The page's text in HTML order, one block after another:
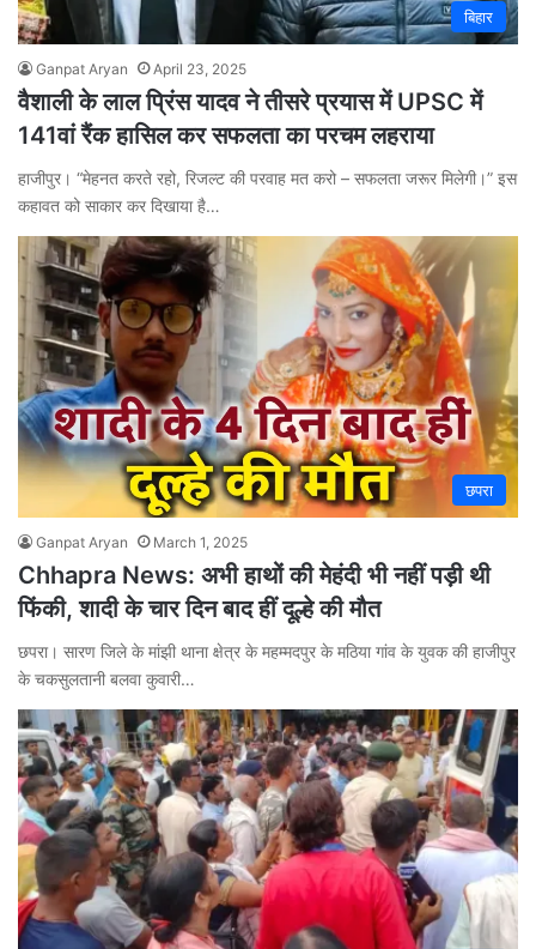
बिहार
Ganpat Aryan April 23, 2025
वैशाली के लाल प्रिंस यादव ने तीसरे प्रयास में UPSC में
141वां रैंक हासिल कर सफलता का परचम लहराया
हाजीपुर। “मेहनत करते रहो, रिजल्ट की परवाह मत करो – सफलता जरूर मिलेगी।” इस
कहावत को साकार कर दिखाया है…
छपरा
Ganpat Aryan March 1, 2025
Chhapra News: अभी हाथों की मेहंदी भी नहीं पड़ी थी
फिंकी, शादी के चार दिन बाद हीं दूल्हे की मौत
छपरा। सारण जिले के मांझी थाना क्षेत्र के महम्मदपुर के मठिया गांव के युवक की हाजीपुर
के चकसुलतानी बलवा कुवारी…